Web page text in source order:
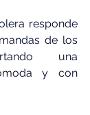
responde
de los
una
y con